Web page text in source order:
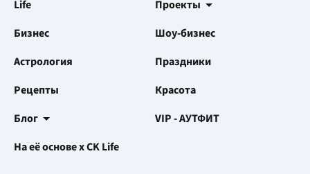
Life
Проекты
Бизнес
Шоу-бизнес
Астрология
Праздники
Рецепты
Красота
Блог
VIP - АУТФИТ
На её основе x CK Life